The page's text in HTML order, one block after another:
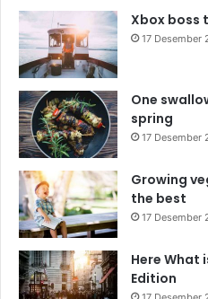
Xbox boss
17 Desember
One
spring
17 Desember
Growing
the best
17 Desember
Here What
Edition